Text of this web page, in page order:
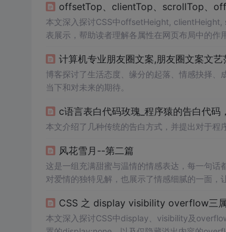
offsetTop、clientTop、scrollTop、
本文深入探讨CSS中offsetHeight,
表展示，帮助读者理解各属性在网页布局中的作用
计算机专业朋友圈文案,朋友圈文案文
博客探讨了生活态度、缘分的起落、情感抉择
当下和对未来的期待。
c语言表白代码玫瑰_程序猿的告白代码
本文介绍了几种传统的告白方式，并提出对于程
风花雪月--第二篇
这是一组充满甜蜜与温情的情感表达，每一句
对爱情的独特见解，也展示了情感细腻的一面，
CSS 之 display visibility overflow三
本文深入探讨CSS中display、visibility及